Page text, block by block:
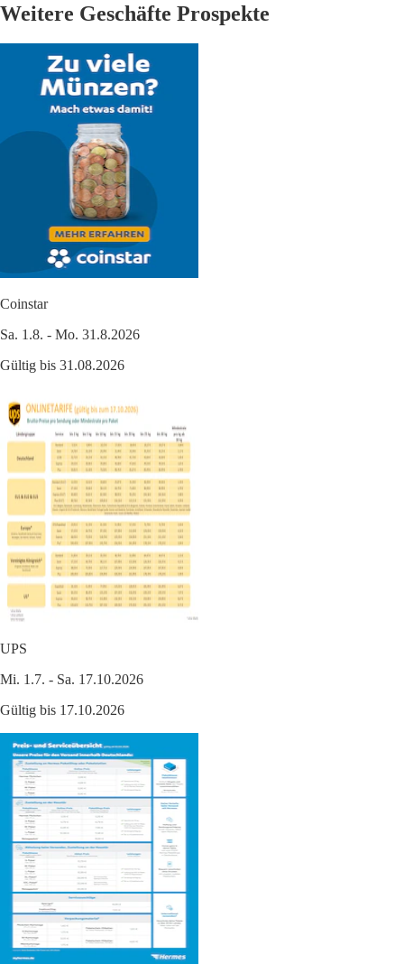
Weitere Geschäfte Prospekte
Coinstar
Sa. 1.8. - Mo. 31.8.2026
Gültig bis 31.08.2026
UPS
Mi. 1.7. - Sa. 17.10.2026
Gültig bis 17.10.2026